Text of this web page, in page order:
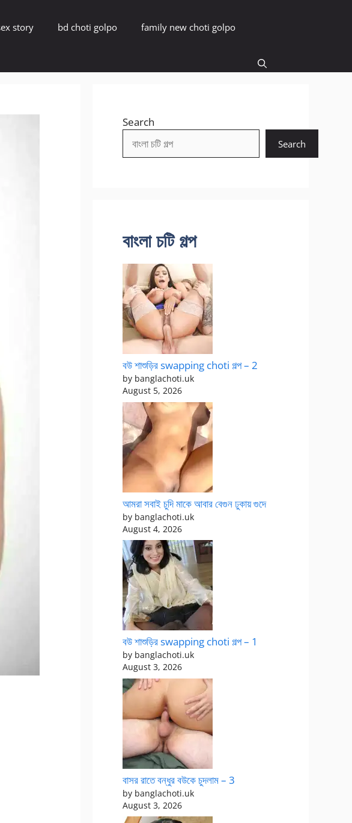
story bd choti golpo
family new choti golpo
Search
Search
বাংলা চটি গল্প
বউ শাশুড়ির swapping choti গল্প – 2
by banglachoti.uk
August 5, 2026
আমরা সবাই চুদি মাকে আবার বেগুন ঢুকায় গুদে
by banglachoti.uk
August 4, 2026
বউ শাশুড়ির swapping choti গল্প – 1
by banglachoti.uk
August 3, 2026
বাসর রাতে বন্ধুর বউকে চুদলাম – 3
by banglachoti.uk
August 3, 2026